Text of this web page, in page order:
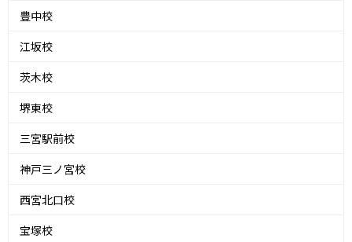
豊中校
江坂校
茨木校
堺東校
三宮駅前校
神戸三ノ宮校
西宮北口校
宝塚校